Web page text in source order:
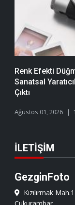
Renk Efekti
Sanatsal
Çıktı
Ağustos 01, 2026
İLETIŞIM
GezginFoto
Kızılırmak